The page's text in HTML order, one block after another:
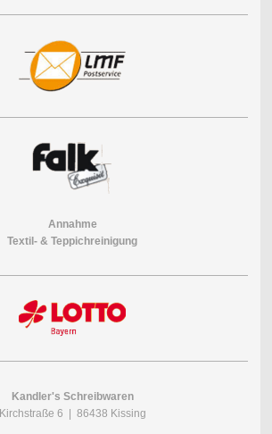
Annahme
Textil- & Teppichreinigung
Kandler's Schreibwaren
Kirchstraße 6 | 86438 Kissing